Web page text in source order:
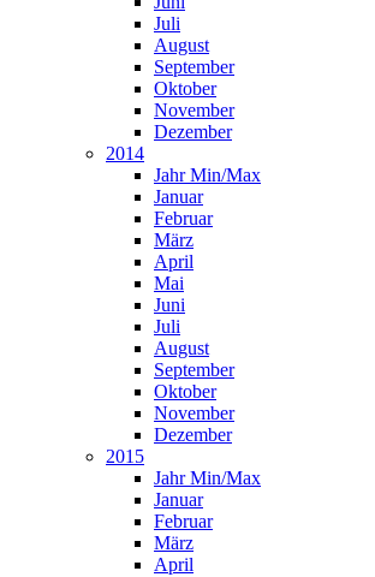
Juli
August
September
Oktober
November
Dezember
2014
Jahr Min/Max
Januar
Februar
März
April
Mai
Juni
Juli
August
September
Oktober
November
Dezember
2015
Jahr Min/Max
Januar
Februar
März
April